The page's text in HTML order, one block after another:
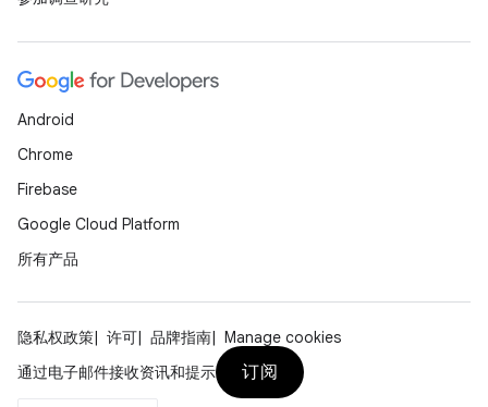
Android
Chrome
Firebase
Google Cloud Platform
所有产品
隐私权政策 许可 品牌指南
Manage cookies
通过电子邮件接收资讯和提示
订阅